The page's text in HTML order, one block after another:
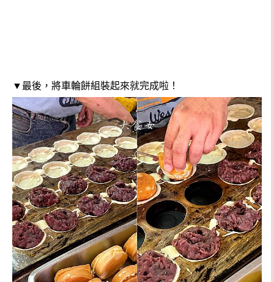
▼最後，將車輪餅組裝起來就完成啦！